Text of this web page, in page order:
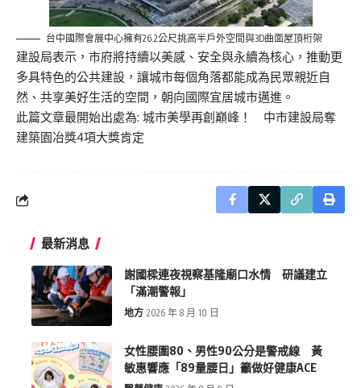
台中國際會展中心擁有26.2公尺挑高半戶外空間與3D曲面屋頂桁架
建設局表示，市府將持續以美感、安全與永續為核心，推動更
多具特色的公共建設，讓城市每個角落都能成為民眾親近自
然、共享美好生活的空間，朝向國際宜居城市邁進。
此篇文章最開始出處為: 城市美學再創巔峰！ 中市建設局奪
建築園冶獎4項大獎肯定
最新消息
謝國樑連夜視察基隆廟口水情 研議建立
「滿潮警報」
地方 2026 年 8 月 10 日
女性腰圍80、男性90公分是警戒線 黃
敏惠響應「89量腰日」籲做好健康ACE